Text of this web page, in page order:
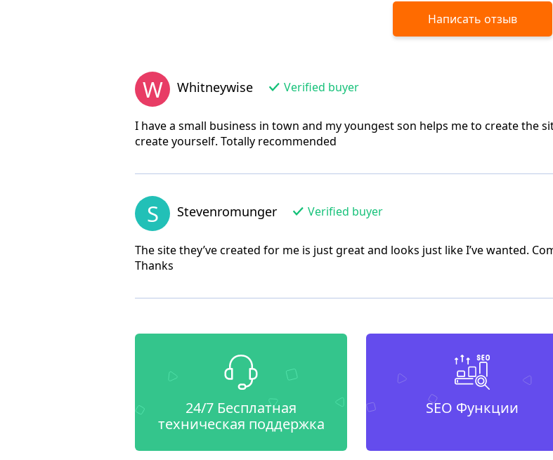
Написать отзыв
W Whitneywise Verified buyer
I have a small business in town and my youngest son helps me to create the
create yourself. Totally recommended
S Stevenromunger Verified buyer
The site they’ve created for me is just great and looks just like I’ve wanted.
Thanks
24/7 Бесплатная
техническая поддержка
SEO Функции